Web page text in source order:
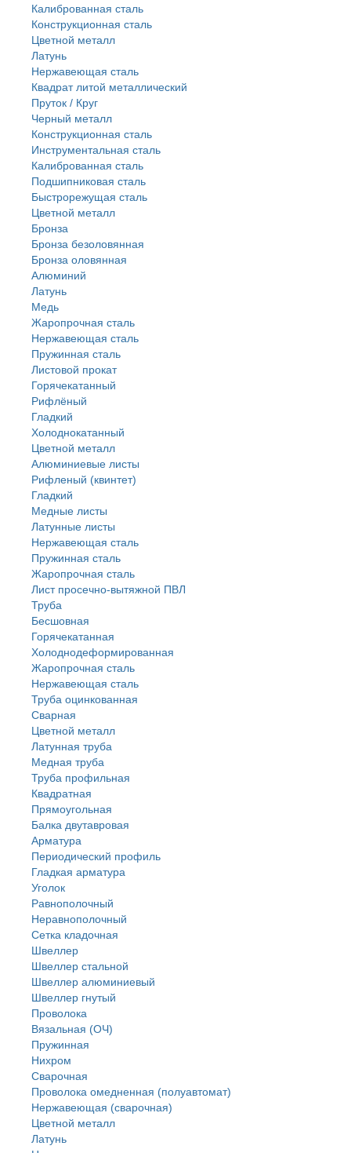
Калиброванная сталь
Конструкционная сталь
Цветной металл
Латунь
Нержавеющая сталь
Квадрат литой металлический
Пруток / Круг
Черный металл
Конструкционная сталь
Инструментальная сталь
Калиброванная сталь
Подшипниковая сталь
Быстрорежущая сталь
Цветной металл
Бронза
Бронза безоловянная
Бронза оловянная
Алюминий
Латунь
Медь
Жаропрочная сталь
Нержавеющая сталь
Пружинная сталь
Листовой прокат
Горячекатанный
Рифлёный
Гладкий
Холоднокатанный
Цветной металл
Алюминиевые листы
Рифленый (квинтет)
Гладкий
Медные листы
Латунные листы
Нержавеющая сталь
Пружинная сталь
Жаропрочная сталь
Лист просечно-вытяжной ПВЛ
Труба
Бесшовная
Горячекатанная
Холоднодеформированная
Жаропрочная сталь
Нержавеющая сталь
Труба оцинкованная
Сварная
Цветной металл
Латунная труба
Медная труба
Труба профильная
Квадратная
Прямоугольная
Балка двутавровая
Арматура
Периодический профиль
Гладкая арматура
Уголок
Равнополочный
Неравнополочный
Сетка кладочная
Швеллер
Швеллер стальной
Швеллер алюминиевый
Швеллер гнутый
Проволока
Вязальная (ОЧ)
Пружинная
Нихром
Сварочная
Проволока омедненная (полуавтомат)
Нержавеющая (сварочная)
Цветной металл
Латунь